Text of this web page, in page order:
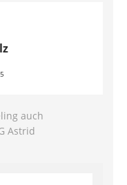
auch
Astrid